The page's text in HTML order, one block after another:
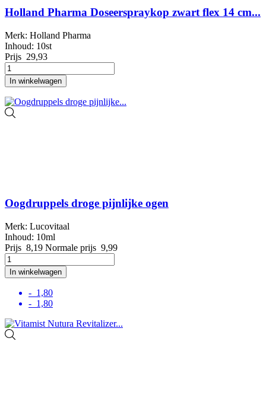
Holland Pharma Doseerspraykop zwart flex 14 cm...
Merk: Holland Pharma
Inhoud: 10st
Prijs 29,93
In winkelwagen
Oogdruppels droge pijnlijke ogen
Merk: Lucovitaal
Inhoud: 10ml
Prijs 8,19 Normale prijs 9,99
In winkelwagen
- 1,80
- 1,80